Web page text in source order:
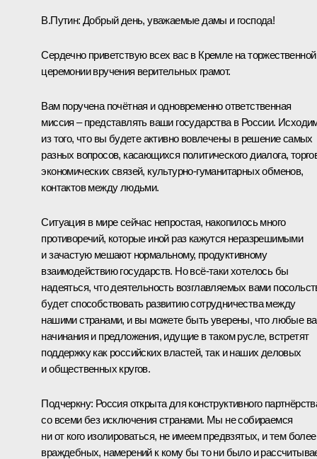
В.Путин: Добрый день, уважаемые дамы и господа!
Сердечно приветствую всех вас в Кремле на торжественной
церемонии вручения верительных грамот.
Вам поручена почётная и одновременно ответственная
миссия – представлять ваши государства в России.
из того, что вы будете активно вовлечены в решение самых
разных вопросов, касающихся политического диалога,
экономических связей, культурно-гуманитарных обменов,
контактов между людьми.
Ситуация в мире сейчас непростая, накопилось много
противоречий, которые иной раз кажутся неразрешимыми
и зачастую мешают нормальному, продуктивному
взаимодействию государств. Но всё-таки хотелось бы
надеяться, что деятельность возглавляемых вами
будет способствовать развитию сотрудничества между
нашими странами, и вы можете быть уверены, что любые
начинания и предложения, идущие в таком русле, встретят
поддержку как российских властей, так и наших деловых
и общественных кругов.
Подчеркну: Россия открыта для конструктивного
со всеми без исключения странами. Мы не собираемся
ни от кого изолироваться, не имеем предвзятых, и тем более
враждебных, намерений к кому бы то ни было и